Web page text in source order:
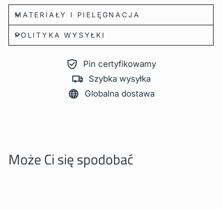
MATERIAŁY I PIELĘGNACJA
POLITYKA WYSYŁKI
Pin certyfikowamy
Szybka wysyłka
Globalna dostawa
Może Ci się spodobać